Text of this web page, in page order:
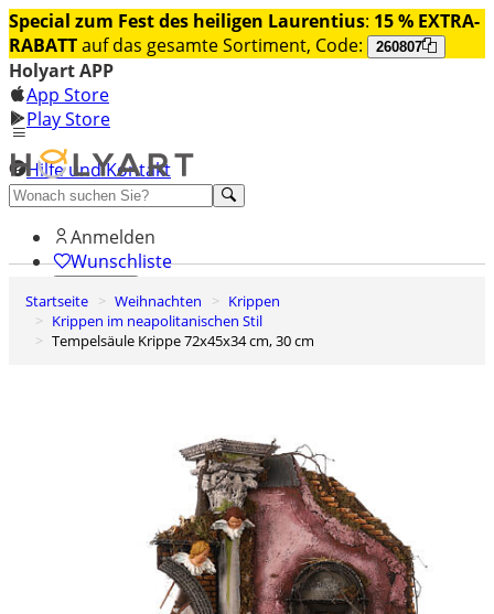
Special zum Fest des heiligen Laurentius: 15 % EXTRA-
RABATTauf das gesamte Sortiment, Code: 260807
Holyart APP
App Store
Play Store
Hilfe und Kontakt
Entdecken Sie Premium
Anmelden
Wunschliste
0
Warenkorb
Startseite Weihnachten
Krippen
Krippen im neapolitanischen Stil
Tempelsäule Krippe 72x45x34 cm, 30 cm